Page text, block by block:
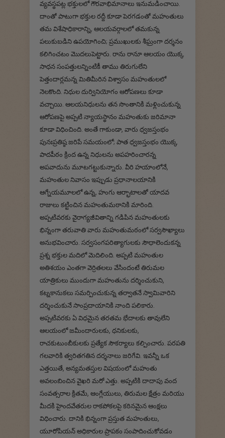
వ్యవస్థపట్ల భక్తులలో గౌరవాభిమానాలు ఇనుమడించాయి.
దాంతో పాటుగా భక్తుల రద్దీ కూడా పెరగడంతో మహంతులు
తమ విశేషాధికారాన్ని, ఆలయవర్గాలలో తమకున్న
పలుకుబడిని ఉపయోగించి; ప్రముఖులకు శీఘ్రంగా దర్శనం
కలిగించటం మొదలుపెట్టారు. రాను రానూ ఆలయం యొక్క
సాధన సంపత్తులన్నింటికీ తాము తిరుగులేని
పెత్తందార్లమన్న మితిమీరిన విశ్వాసం మహంతులలో
నెలకొంది. నిధుల దుర్వినియోగం ఆరోపణలు కూడా
వచ్చాయి. ఆలయనిధులను తన సొంతానికి మళ్లించుకున్న
ఆరోపణపై అప్పటి న్యాయస్థానం మహంతుకు జరిమానా
కూడా విధించింది. అంతే గాకుండా, వారు ధ్వజస్తంభం
పునఃప్రతిష్ఠ జరిపే సమయంలో; పాత ధ్వజస్తంభం యొక్క
పాదపీఠం క్రింద ఉన్న నిధులను అపహరించారన్న
అపవాదును మూటగట్టుకున్నారు. వీరి హయాంలోనే,
మహంతుల నివాసం ఇప్పుడు ప్రధానాలయానికి
ఆగ్నేయమూలలో ఉన్న, హంగు ఆర్భాటాలతో యాదవ
రాజులు కట్టించిన మహంతుమఠానికి మారింది.
అప్పటివరకు వైరాగ్యజీవితాన్ని గడిపిన మహంతులకు
భిన్నంగా తరువాతి వారు మహంతుమఠంలో సర్వసౌఖ్యాలు
అనుభవించారు. సర్వసంగపరిత్యాగులకు సౌధాలెందుకన్న
ప్రశ్న భక్తుల మదిలో మెదిలింది. అప్పటి మహంతుల
అతిశయం ఎంతగా వెర్రితలలు వేసిందంటే తిరుమల
యాత్రికులు ముందుగా మహంతును దర్శించుకుని,
కట్నకానుకలు సమర్పించుకున్న తర్వాతనే స్వామివారిని
దర్శించుకునే సాంప్రదాయానికి నాంది పలికారు.
అప్పటివరకు ఏ విధమైన తరతమ భేదాలకు తావులేని
ఆలయంలో జమీందారులకు, ధనికులకు,
రాచకుటుంబీకులకు ప్రత్యేక సౌకర్యాలు కల్పించారు. పరపతి
గలవారికి త్వరితగతిన దర్శనాలు జరిగేవి. ఇవన్నీ ఒక
ఎత్తయితే, అన్యమతస్తుల విషయంలో మహంతు
అవలంబించిన వైఖరి మరో ఎత్తు. అప్పటికి దాదాపు వంద
సంవత్సరాల క్రితమే, ఆంగ్లేయులు, తిరుమల క్షేత్రం మరియు
మీదకి హైందవేతరుల రాకపోకలపై కఠినమైన ఆంక్షలు
విధించారు. దానికి భిన్నంగా ప్రస్తుత మహంతులు,
యూరోపియన్ అధికారుల ప్రాపకం సంపాదించుకోవడం